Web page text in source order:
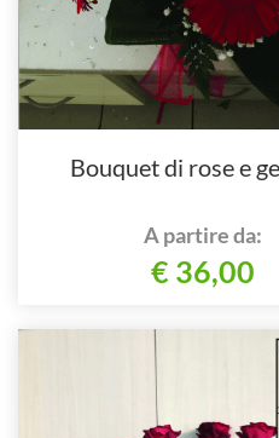
Bouquet di rose e
A partire da:
€ 36,00